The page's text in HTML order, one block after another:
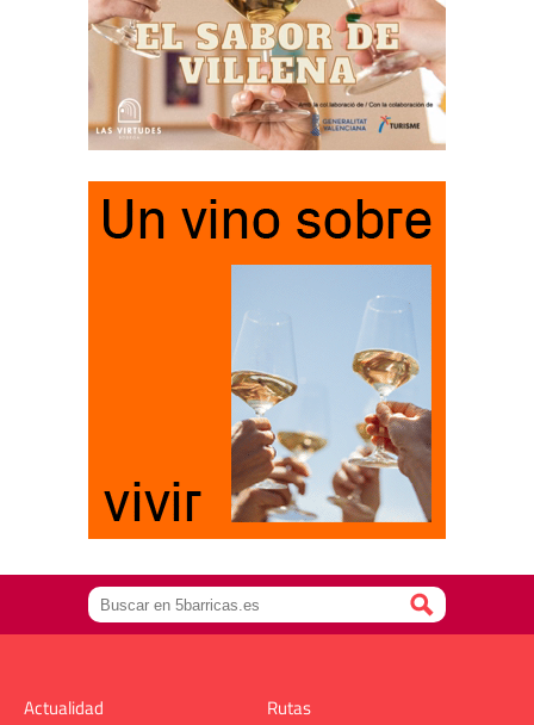
Actualidad
Rutas